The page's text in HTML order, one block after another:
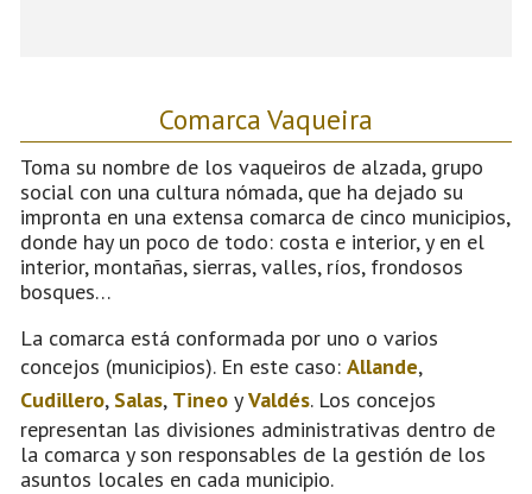
Comarca Vaqueira
Toma su nombre de los vaqueiros de alzada, grupo
social con una cultura nómada, que ha dejado su
impronta en una extensa comarca de cinco municipios,
donde hay un poco de todo: costa e interior, y en el
interior, montañas, sierras, valles, ríos, frondosos
bosques…
La comarca está conformada por uno o varios
concejos (municipios). En este caso: Allande,
Cudillero, Salas, Tineo yValdés. Los concejos
representan las divisiones administrativas dentro de
la comarca y son responsables de la gestión de los
asuntos locales en cada municipio.